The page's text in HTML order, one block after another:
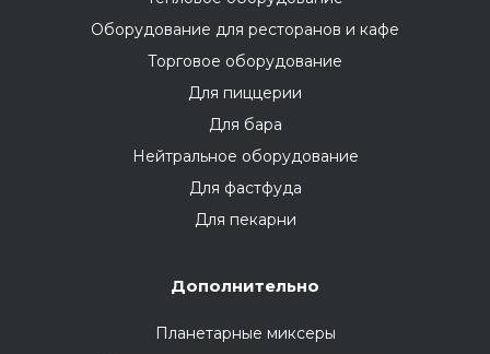
Оборудование для ресторанов и кафе
Торговое оборудование
Для пиццерии
Для бара
Нейтральное оборудование
Для фастфуда
Для пекарни
Дополнительно
Планетарные миксеры